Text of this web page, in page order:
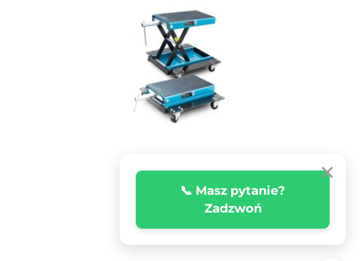
✕
📞 Masz pytanie?
Zadzwoń